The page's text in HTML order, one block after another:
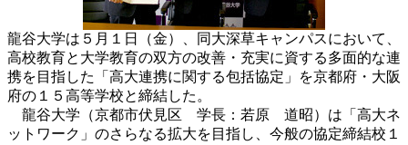
龍谷大学は５月１日（金）、同大深草キャンパスにおいて、
高校教育と大学教育の双方の改善・充実に資する多面的な連
携を目指した「高大連携に関する包括協定」を京都府・大阪
府の１５高等学校と締結した。
龍谷大学（京都市伏見区 学長：若原 道昭）は「高大ネ
ットワーク」のさらなる拡大を目指し、今般の協定締結校１